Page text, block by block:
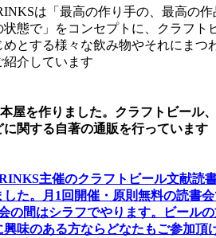
は「最高の作り手の、最高の作
状態で」をコンセプトに、クラフト
めとする様々な飲み物やそれにまつ
紹介しています
屋を作りました。クラフトビール
に関する自著の通販を行っています
主催のクラフトビール文献読
た。
月1回開催・原則無料の読書
の間はシラフでやります。
ビール
興味のある方ならどなたもご参加頂